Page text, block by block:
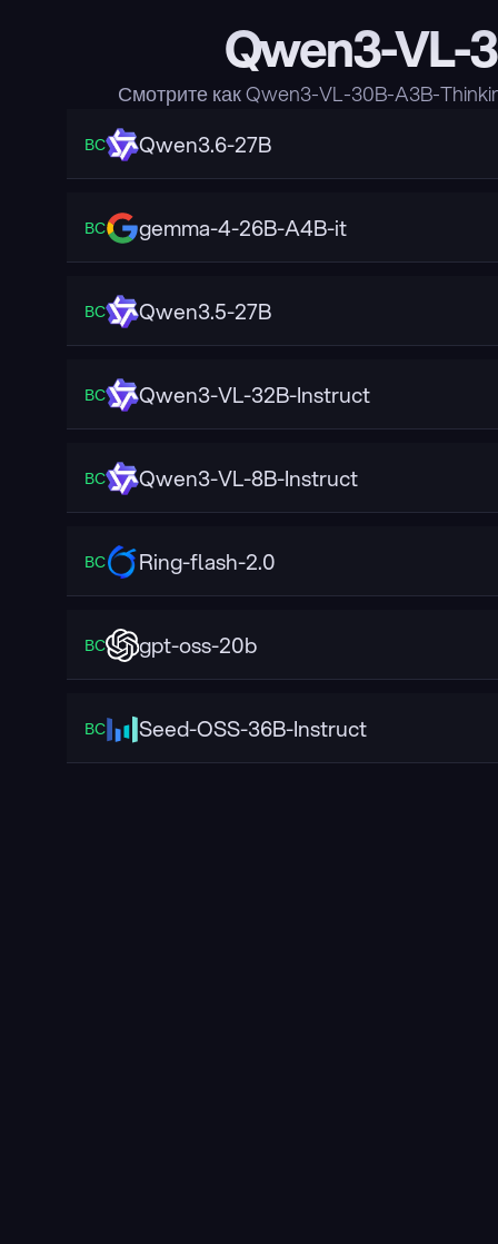
Qwen3-VL-
Смотрите как Qwen3-VL-30B-A3B-
ВС Qwen3.6-27B
ВС gemma-4-26B-A4B-it
ВС Qwen3.5-27B
ВС Qwen3-VL-32B-Instruct
ВС Qwen3-VL-8B-Instruct
ВС Ring-flash-2.0
ВС gpt-oss-20b
ВС Seed-OSS-36B-Instruct